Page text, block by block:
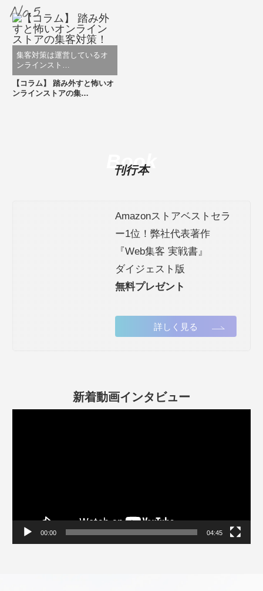
集客対策は運営しているオ
ンラインスト…
【コラム】 踏み外すと怖いオ
ンラインストアの集…
刊行本
Book
Amazonストアベストセラ
ー1位！弊社代表著作
『Web集客 実戦書』
ダイジェスト版
無料プレゼント
詳しく見る
新着動画インタビュー
00:00 04:45